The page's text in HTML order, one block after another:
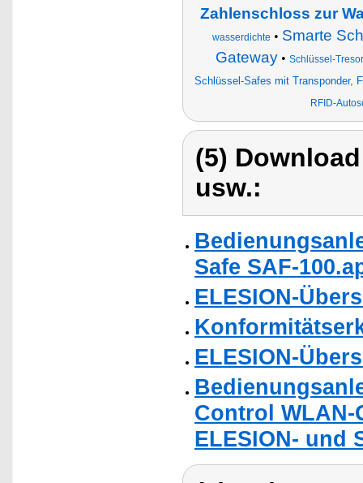
Zahlenschloss zur
wasserdichte • Smarte
Gateway • Schlüssel-
Schlüssel-Safes mit Transponder,
RFID-
(5)
usw.:
Safe SAF-
ELESION-
ELESION-
Control
ELESION- und